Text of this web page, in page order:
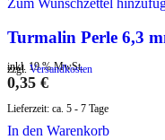
Turmalin Perle 6,3
inkl. 19 % MwSt.
zzgl. Versandkosten
0,35 €
Lieferzeit: ca. 5 - 7 Tage
In den Warenkorb